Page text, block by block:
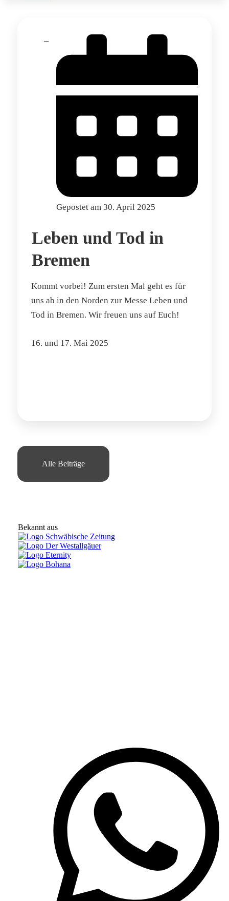
Gepostet am 30. April 2025
Leben und Tod in
Bremen
Kommt vorbei! Zum ersten Mal geht es für
uns ab in den Norden zur Messe Leben und
Tod in Bremen. Wir freuen uns auf Euch!
16. und 17. Mai 2025
Alle Beiträge
Bekannt aus